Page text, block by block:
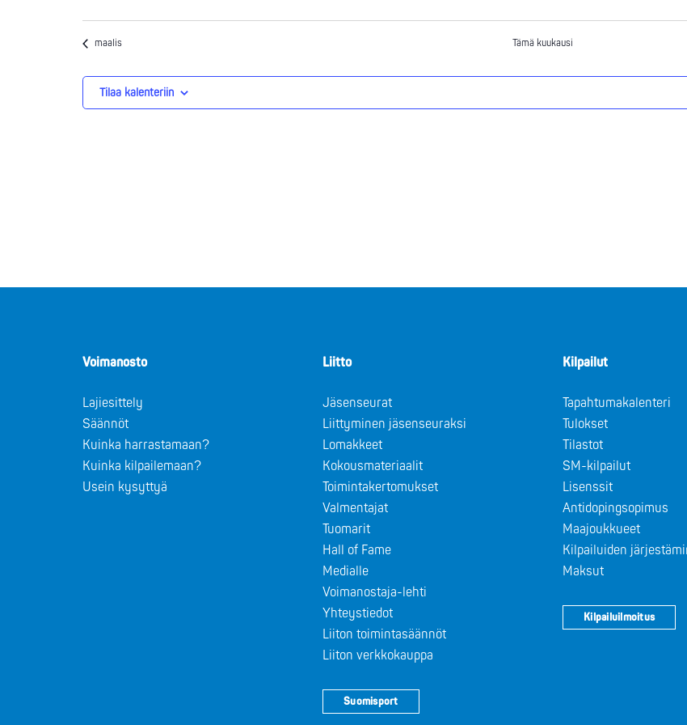
maalis Tämä kuukausi
Tilaa kalenteriin
Voimanosto
Lajiesittely
Säännöt
Kuinka harrastamaan?
Kuinka kilpailemaan?
Usein kysyttyä
Liitto
Jäsenseurat
Liittyminen jäsenseuraksi
Lomakkeet
Kokousmateriaalit
Toimintakertomukset
Valmentajat
Tuomarit
Hall of Fame
Medialle
Voimanostaja-lehti
Yhteystiedot
Liiton toimintasäännöt
Liiton verkkokauppa
Suomisport
Kilpailut
Tapahtumakalenteri
Tulokset
Tilastot
SM-kilpailut
Lisenssit
Antidopingsopimus
Maajoukkueet
Kilpailuiden
Maksut
Kilpailuilmoitus